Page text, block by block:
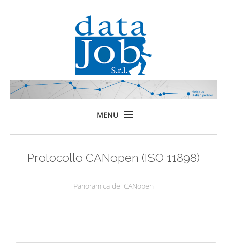
MENU
Prodotti
Protocollo CANopen (ISO 11898)
Panoramica del CANopen